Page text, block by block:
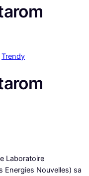
Trendy
Laboratoire
Energies Nouvelles) sa